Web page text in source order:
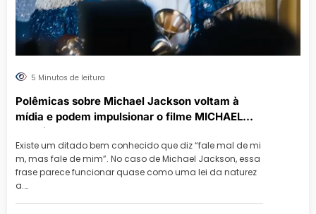
5 Minutos de leitura
Polêmicas sobre Michael Jackson voltam à
mídia e podem impulsionar o filme MICHAEL
nos cinemas
Existe um ditado bem conhecido que diz “fale mal de mi
m, mas fale de mim”. No caso de Michael Jackson, essa
frase parece funcionar quase como uma lei da naturez
a.…